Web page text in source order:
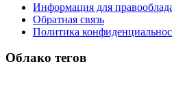
Информация для
Обратная связь
Политика
Облако тегов